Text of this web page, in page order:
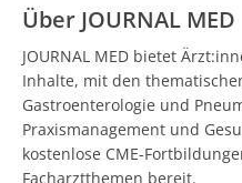
Über JOURNAL MED
JOURNAL MED bietet
Inhalte, mit den
Gastroenterologie und
Praxismanagement und
kostenlose CME-
Facharztthemen bereit.